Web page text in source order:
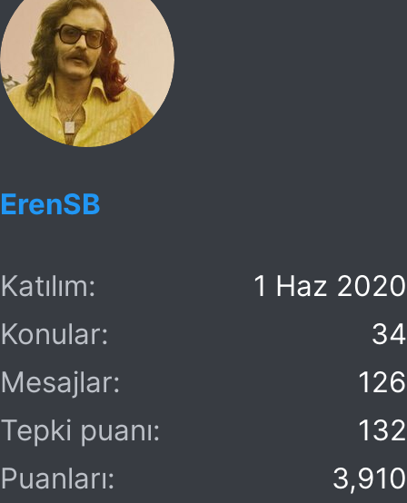
k
l
e
:
ErenSB
Katılım
1 Haz 2020
Konular
34
Mesajlar
126
Tepki puanı
132
Puanları
3,910